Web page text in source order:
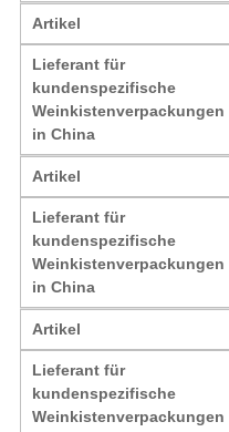
Artikel
Lieferant für
kundenspezifische
Weinkistenverpackungen
in China
Artikel
Lieferant für
kundenspezifische
Weinkistenverpackungen
in China
Artikel
Lieferant für
kundenspezifische
Weinkistenverpackungen